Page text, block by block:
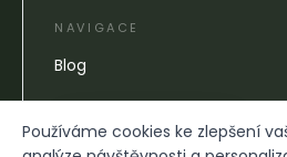
NAVIGACE
Blog
Používáme cookies ke zlepšení